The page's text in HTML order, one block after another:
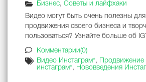
Бизнес, Советы и лайфхаки
Видео могут быть очень полезны для
продвижения своего бизнеса и
пользоваться? Узнайте больше об
Комментарии(0)
Видео Инстаграм*,
Продвижение
инстаграм*, Нововведения